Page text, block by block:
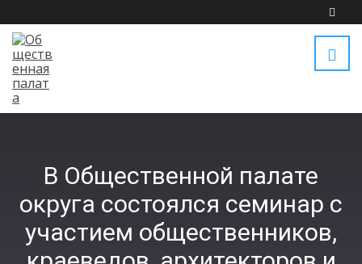
В Общественной палате
округа состоялся семинар с
участием общественников,